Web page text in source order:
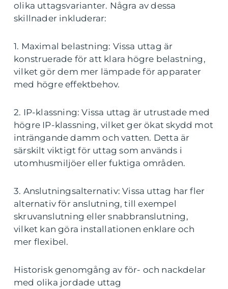
olika uttagsvarianter. Några av dessa
skillnader inkluderar:
1. Maximal belastning: Vissa uttag är
konstruerade för att klara högre belastning,
vilket gör dem mer lämpade för apparater
med högre effektbehov.
2. IP-klassning: Vissa uttag är utrustade med
högre IP-klassning, vilket ger ökat skydd mot
inträngande damm och vatten. Detta är
särskilt viktigt för uttag som används i
utomhusmiljöer eller fuktiga områden.
3. Anslutningsalternativ: Vissa uttag har fler
alternativ för anslutning, till exempel
skruvanslutning eller snabbranslutning,
vilket kan göra installationen enklare och
mer flexibel.
Historisk genomgång av för- och nackdelar
med olika jordade uttag